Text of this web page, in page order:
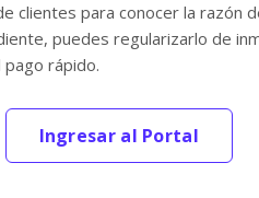
clientes para conocer la razón
puedes regularizarlo de
pago rápido.
Ingresar al Portal